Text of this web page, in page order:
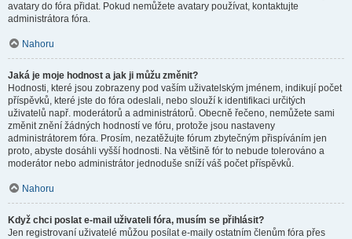
avatary do fóra přidat. Pokud nemůžete avatary používat, kontaktujte
administrátora fóra.
Nahoru
Jaká je moje hodnost a jak ji můžu změnit?
Hodnosti, které jsou zobrazeny pod vaším uživatelským jménem, indikují počet
příspěvků, které jste do fóra odeslali, nebo slouží k identifikaci určitých
uživatelů např. moderátorů a administrátorů. Obecně řečeno, nemůžete sami
změnit znění žádných hodností ve fóru, protože jsou nastaveny
administrátorem fóra. Prosím, nezatěžujte fórum zbytečným přispíváním jen
proto, abyste dosáhli vyšší hodnosti. Na většině fór to nebude tolerováno a
moderátor nebo administrátor jednoduše sníží váš počet příspěvků.
Nahoru
Když chci poslat e-mail uživateli fóra, musím se přihlásit?
Jen registrovaní uživatelé můžou posílat e-maily ostatním členům fóra přes